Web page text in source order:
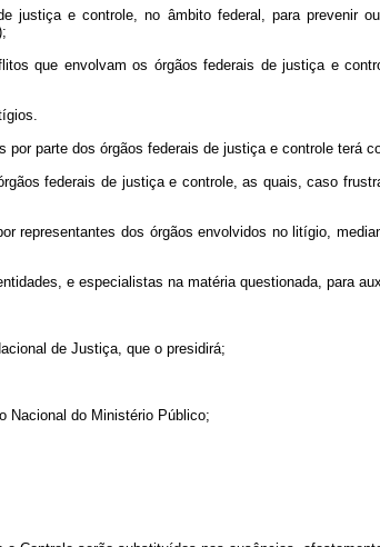
justiça e controle, no âmbito federal, para prevenir
que envolvam os órgãos federais de justiça e
parte dos órgãos federais de justiça e controle terá
federais de justiça e controle, as quais, caso
representantes dos órgãos envolvidos no litígio,
e especialistas na matéria questionada, para
de Justiça, que o presidirá;
Nacional do Ministério Público;